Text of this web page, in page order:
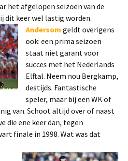
het afgelopen seizoen van de
keer wel lastig worden.
Andersom geldt overigens
ook: een prima seizoen
staat niet garant voor
succes met het Nederlands
Elftal. Neem nou Bergkamp,
destijds. Fantastische
speler, maar bij een WK of
van. Schoot altijd over of naast
die ene keer dan, tegen
finale in 1998. Wat was dat